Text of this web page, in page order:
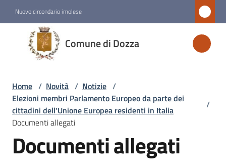
Nuovo circondario imolese
Comune di Dozza
Comune
di
Dozza
Amministrazione
Novità
Menu selezionato
Home / Novità / Notizie /
Elezioni membri Parlamento Europeo da parte dei
cittadini dell'Unione Europea residenti in Italia
/
Documenti allegati
Documenti allegati